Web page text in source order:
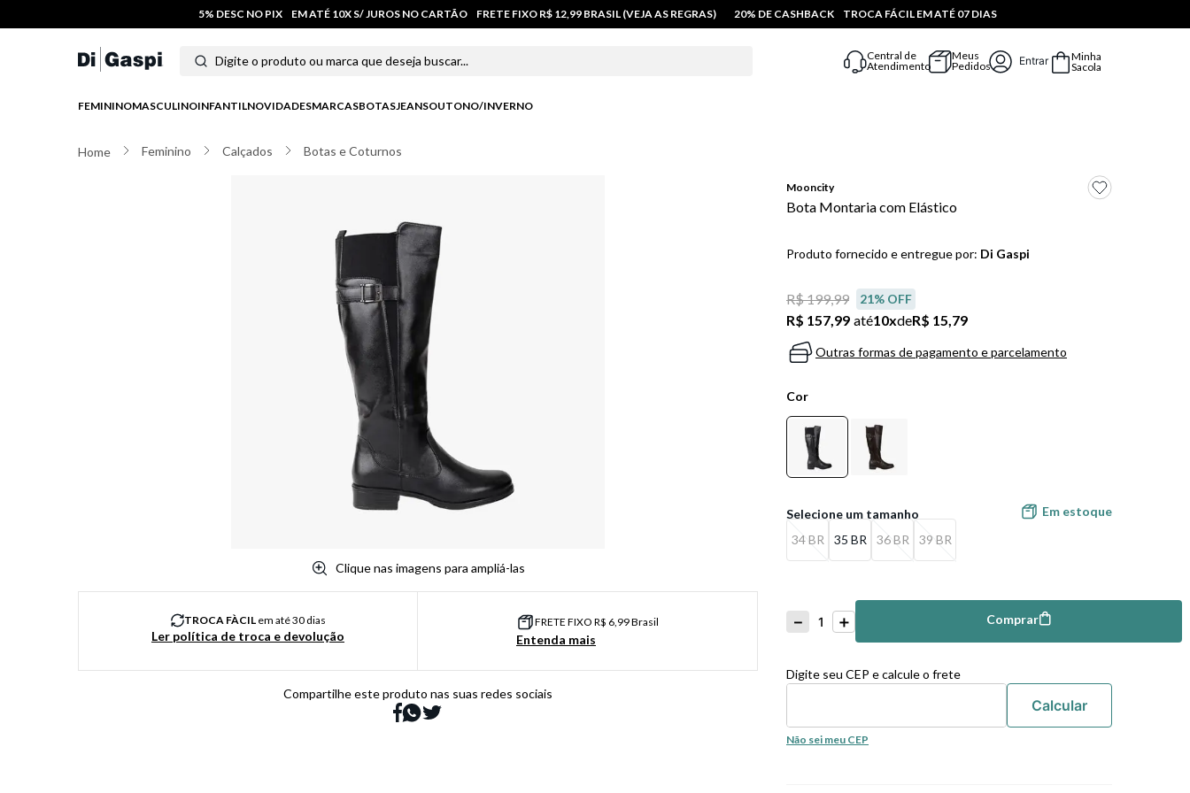
5% DESC NO PIX EM ATÉ 10X S/ JUROS NO CARTÃO FRETE FIXO R$ 12,99 BRASIL (VEJA AS REGRAS) 20% DE CASHBACK TROCA FÁCIL EM ATÉ 07 DIAS
Digite o produto ou marca que deseja buscar...
Central de
Atendimento
Meus
Pedidos
Entrar
Minha
Sacola
FEMININOMASCULINOINFANTILNOVIDADESMARCASBOTASJEANSOUTONO/INVERNO
Feminino Calçados Botas e Coturnos
Clique nas imagens para ampliá-las
TROCA FÀCILem até 30 dias
Ler política de troca e devolução
FRETE FIXO R$ 6,99 Brasil
Entenda mais
Compartilhe este produto nas suas redes sociais
Mooncity
Bota Montaria com Elástico
Produto fornecido e entregue por: Di Gaspi
R$ 199,99 21% OFF
R$ 157,99 até10xdeR$ 15,79
Outras formas de pagamento e parcelamento
Cor
34 BR 35 BR 36 BR 39 BR
Em estoque
＋
－
Comprar Comprar
Digite seu CEP e calcule o frete
Não sei meu CEP